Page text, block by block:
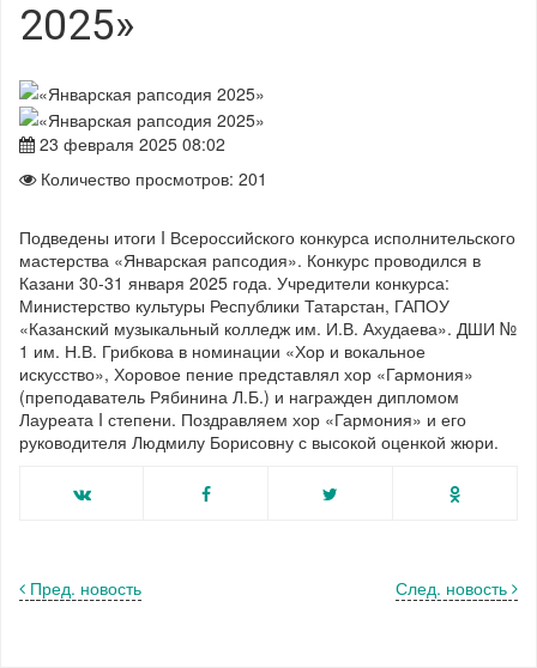
2025»
23 февраля 2025 08:02
Количество просмотров: 201
Подведены итоги I Всероссийского конкурса исполнительского
мастерства «Январская рапсодия». Конкурс проводился в
Казани 30-31 января 2025 года. Учредители конкурса:
Министерство культуры Республики Татарстан, ГАПОУ
«Казанский музыкальный колледж им. И.В. Ахудаева». ДШИ №
1 им. Н.В. Грибкова в номинации «Хор и вокальное
искусство», Хоровое пение представлял хор «Гармония»
(преподаватель Рябинина Л.Б.) и награжден дипломом
Лауреата I степени. Поздравляем хор «Гармония» и его
руководителя Людмилу Борисовну с высокой оценкой жюри.
След. новость
Пред. новость